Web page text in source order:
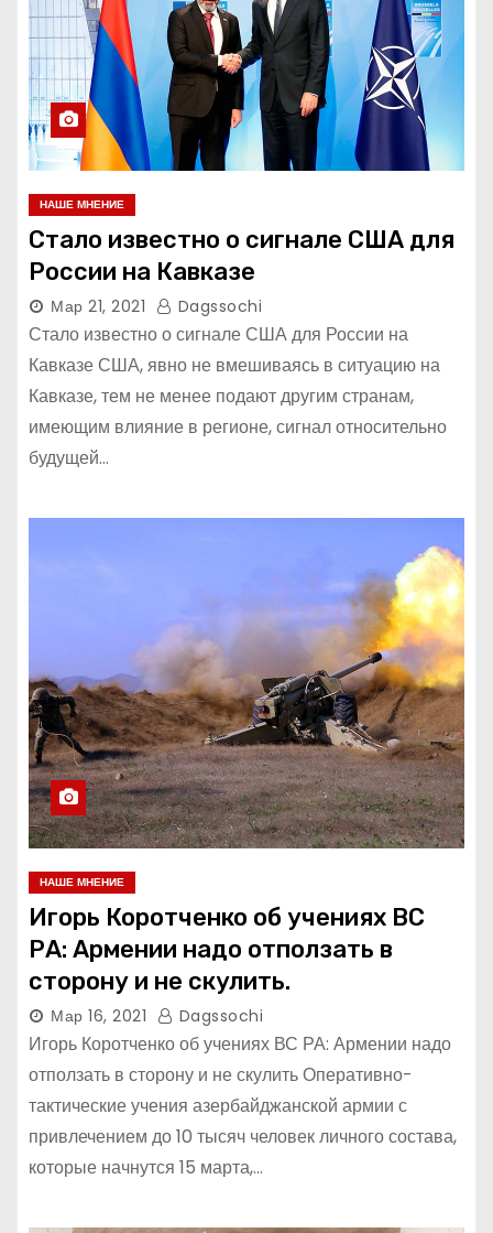
НАШЕ МНЕНИЕ
Стало известно о сигнале США для
России на Кавказе
Мар 21, 2021 Dagssochi
Стало известно о сигнале США для России на
Кавказе США, явно не вмешиваясь в ситуацию на
Кавказе, тем не менее подают другим странам,
имеющим влияние в регионе, сигнал относительно
будущей…
НАШЕ МНЕНИЕ
Игорь Коротченко об учениях ВС
РА: Армении надо отползать в
сторону и не скулить.
Мар 16, 2021 Dagssochi
Игорь Коротченко об учениях ВС РА: Армении надо
отползать в сторону и не скулить Оперативно-
тактические учения азербайджанской армии с
привлечением до 10 тысяч человек личного состава,
которые начнутся 15 марта,…